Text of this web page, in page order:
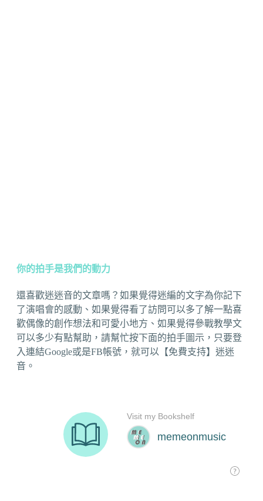
你的拍手是我們的動力
還喜歡迷迷音的文章嗎？如果覺得迷編的文字為你記下
了演唱會的感動、如果覺得看了訪問可以多了解一點喜
歡偶像的創作想法和可愛小地方、如果覺得參戰教學文
可以多少有點幫助，請幫忙按下面的拍手圖示，只要登
入連結Google或是FB帳號，就可以【免費支持】迷迷
音。